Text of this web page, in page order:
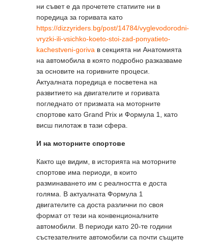
ни съвет е да прочетете статиите ни в
поредица за горивата като
https://dizzyriders.bg/post/14784/vyglevodorodni-
vryzki-ili-vsichko-koeto-stoi-zad-ponyatieto-
kachestveni-goriva в секцията ни Анатомията
на автомобила в която подробно разказваме
за основите на горивните процеси.
Актуалната поредица е посветена на
развитието на двигателите и горивата
погледнато от призмата на моторните
спортове като Grand Prix и Формула 1, като
висш пилотаж в тази сфера.
И на моторните спортове
Както ще видим, в историята на моторните
спортове има периоди, в които
разминаването им с реалността е доста
голяма. В актуалната Формула 1
двигателите са доста различни по своя
формат от тези на конвенционалните
автомобили. В периоди като 20-те години
състезателните автомобили са почти същите